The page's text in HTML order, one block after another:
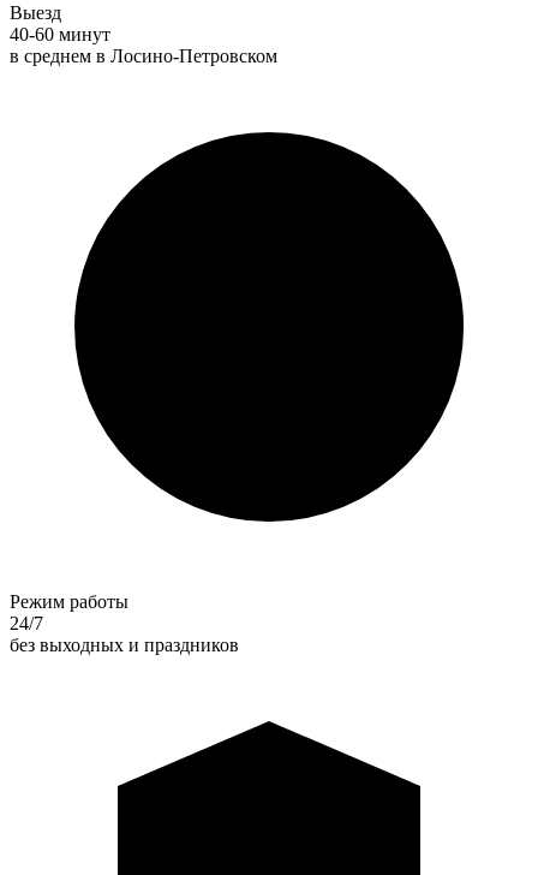
Выезд
40-60 минут
в среднем в Лосино-Петровском
Режим работы
24/7
без выходных и праздников